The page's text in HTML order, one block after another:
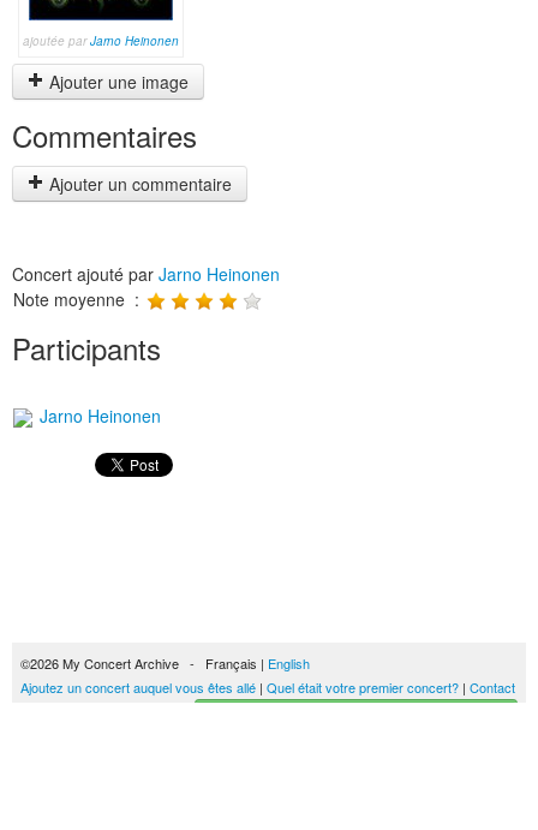
ajoutée parJarno Heinonen
Ajouter une image
Commentaires
Ajouter un commentaire
Concert ajouté par Jarno Heinonen
Note moyenne :
Participants
Jarno Heinonen
©2026 My Concert Archive - Français | English
Ajoutez un concert auquel vous êtes allé | Quel était votre premier concert? | Contact